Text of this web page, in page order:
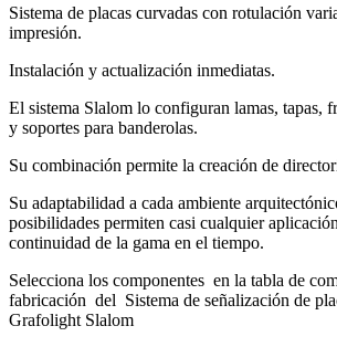
Sistema de placas curvadas con rotulación
impresión.
Instalación y actualización inmediatas.
El sistema Slalom lo configuran lamas, tapas,
y soportes para banderolas.
Su combinación permite la creación de
Su adaptabilidad a cada ambiente
posibilidades permiten casi cualquier
continuidad de la gama en el tiempo.
Selecciona los componentes en la tabla de
fabricación del Sistema de señalización de
Grafolight Slalom